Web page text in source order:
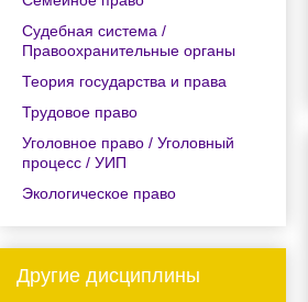
Судебная система /
Правоохранительные органы
Теория государства и права
Трудовое право
Уголовное право / Уголовный
процесс / УИП
Экологическое право
Другие дисциплины